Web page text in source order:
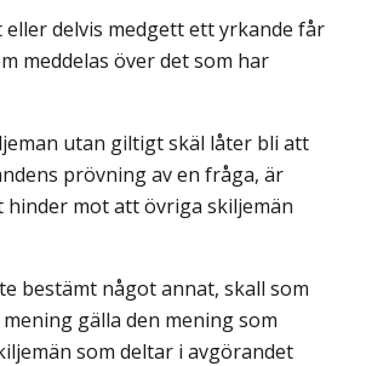
delvis medgett ett yrkande får
meddelas över det som har
utan giltigt skäl låter bli att
prövning av en fråga, är
mot att övriga skiljemän
bestämt något annat, skall som
gälla den mening som
som deltar i avgörandet